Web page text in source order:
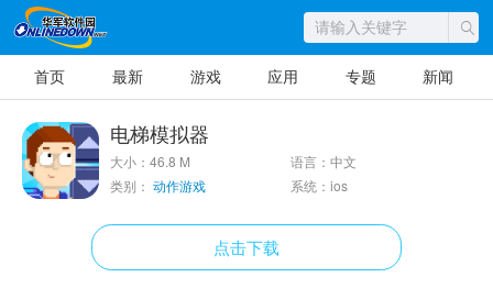
首页 最新 游戏 应用 专题 新闻
电梯模拟器
大小：46.8 M
语言：中文
类别： 动作游戏 系统：ios
点击下载